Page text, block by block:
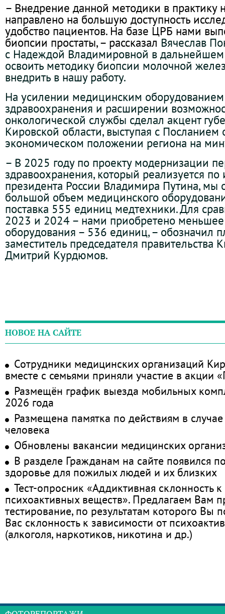
– Внедрение данной методики в
направлено на большую доступность
удобство пациентов. На базе ЦРБ нами
биопсии простаты, – рассказал Вячеслав
с Надеждой Владимировной в
освоить методику биопсии молочной
внедрить в нашу работу.
На усилении медицинским оборудованием
здравоохранения и расширении
онкологической службы сделал акцент
Кировской области, выступая с Посланием
экономическом положении региона на
– В 2025 году по проекту модернизации
здравоохранения, который реализуется
президента России Владимира Путина,
большой объем медицинского
поставка 555 единиц медтехники. Для
2023 и 2024 – нами приобретено меньшее
оборудования – 536 единиц, – обозначил
заместитель председателя правительства
Дмитрий Курдюмов.
НОВОЕ НА САЙТЕ
Сотрудники медицинских организаций
вместе с семьями приняли участие в акции
Размещён график выезда мобильных
2026 года
Размещена памятка по действиям в
человека
Обновлены вакансии медицинских
В разделе Гражданам на сайте появился
здоровье для пожилых людей и их близких
Тест-опросник «Аддиктивная склонность
психоактивных веществ». Предлагаем Вам
тестирование, по результатам которого Вы
Вас склонность к зависимости от
(алкоголя, наркотиков, никотина и др.)